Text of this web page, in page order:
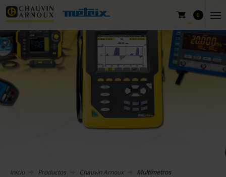
0
Inicio Productos Chauvin Arnoux Multímetros